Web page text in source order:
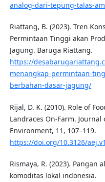
analog-dari-tepung-talas-
Riattang, B. (2023). Tren
Permintaan Tinggi akan
Jagung. Baruga Riattang.
https://
menangkap-permintaan-
berbahan-dasar-jagung/
Rijal, D. K. (2010). Role of
Landraces On-Farm.
Environment, 11, 107–119.
https://doi.org/10.3126/
Rismaya, R. (2023).
komoditas lokal indonesia.